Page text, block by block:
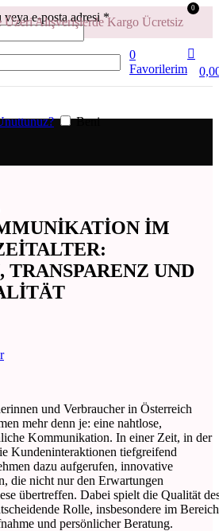
Alışverişlerde Kargo Ücretsiz
veya e-posta adresi*
Beni
0
Favorilerim
0
IM
TRANSPARENZ UND
und Verbraucher in Österreich
mehr denn je: eine nahtlose,
Kommunikation. In einer Zeit, in der
Kundeninteraktionen tiefgreifend
dazu aufgerufen, innovative
die nicht nur den Erwartungen
übertreffen. Dabei spielt die Qualität
Rolle, insbesondere im Bereich
und persönlicher Beratung.